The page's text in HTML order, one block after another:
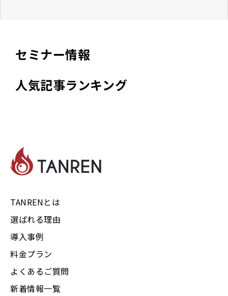
セミナー情報
人気記事ランキング
TANRENとは
選ばれる理由
導入事例
料金プラン
よくあるご質問
新着情報一覧